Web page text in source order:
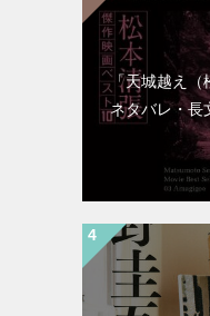
「天城越え（
ネタバレ・長